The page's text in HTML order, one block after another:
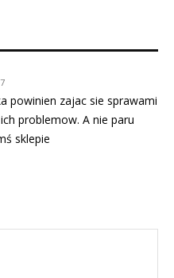
powinien zajac sie sprawami
problemow. A nie paru
sklepie